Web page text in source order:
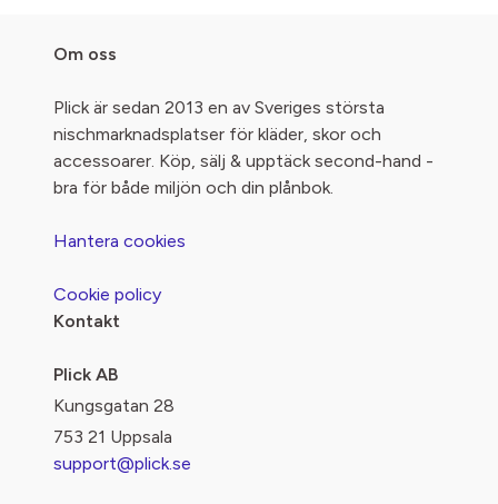
Om oss
Plick är sedan 2013 en av Sveriges största
nischmarknadsplatser för kläder, skor och
accessoarer. Köp, sälj & upptäck second-hand -
bra för både miljön och din plånbok.
Hantera cookies
Cookie policy
Kontakt
Plick AB
Kungsgatan 28
753 21 Uppsala
support@plick.se